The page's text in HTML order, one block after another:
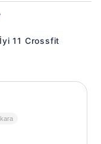
11 Crossfit